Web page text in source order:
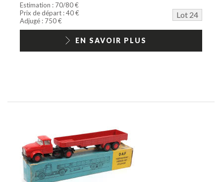
Estimation : 70/80 €
Prix de départ : 40 €
Lot 24
Adjugé : 750 €
EN SAVOIR PLUS